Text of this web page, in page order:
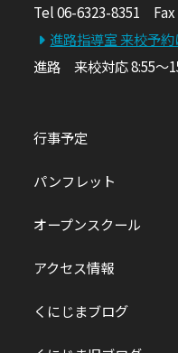
Tel 06-6323-8351 Fax
進路指導室 来校予
進路 来校対応 8:55～
行事予定
パンフレット
オープンスクール
アクセス情報
くにじまブログ